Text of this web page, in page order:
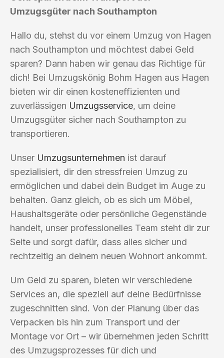
Umzugsgüter nach Southampton
Hallo du, stehst du vor einem Umzug von Hagen
nach Southampton und möchtest dabei Geld
sparen? Dann haben wir genau das Richtige für
dich! Bei Umzugskönig Bohm Hagen aus Hagen
bieten wir dir einen kosteneffizienten und
zuverlässigen Umzugsservice, um deine
Umzugsgüter sicher nach Southampton zu
transportieren.
Unser Umzugsunternehmen ist darauf
spezialisiert, dir den stressfreien Umzug zu
ermöglichen und dabei dein Budget im Auge zu
behalten. Ganz gleich, ob es sich um Möbel,
Haushaltsgeräte oder persönliche Gegenstände
handelt, unser professionelles Team steht dir zur
Seite und sorgt dafür, dass alles sicher und
rechtzeitig an deinem neuen Wohnort ankommt.
Um Geld zu sparen, bieten wir verschiedene
Services an, die speziell auf deine Bedürfnisse
zugeschnitten sind. Von der Planung über das
Verpacken bis hin zum Transport und der
Montage vor Ort – wir übernehmen jeden Schritt
des Umzugsprozesses für dich und